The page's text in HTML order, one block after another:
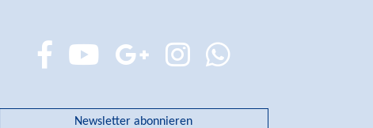
Newsletter abonnieren